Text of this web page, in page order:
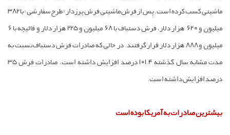
ماشینی کسب کرده است. پس از فرش ماشینی فرش پرزدار (طرح سفارشی) با 382
میلیون و 620 هزار دلار، فرش دستباف با 68 میلیون و 225 هزار دلار و قالیچه با 6
میلیون و 888 هزار دلار قرار گرفتند. در حالی که صادرات فرش دستباف نسبت به
مدت مشابه سال گذشته 101.4 درصد افزایش داشته است، صادرات فرش 35
درصد افزایش داشته است.
بیشترین صادرات به آمریکا بوده است